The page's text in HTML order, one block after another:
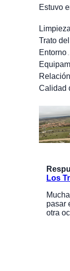
Estuvo
Limpieza
Trato
Entorno
Calidad
Los
pasar
otra